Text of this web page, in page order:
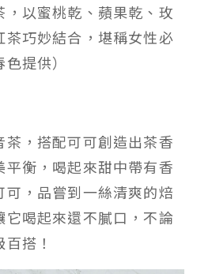
，以蜜桃乾、蘋果乾、玫
茶巧妙結合，堪稱女性必
提供）
，搭配可可創造出茶香
衡，喝起來甜中帶有香
可，品嘗到一絲清爽的焙
它喝起來還不膩口，不論
搭！